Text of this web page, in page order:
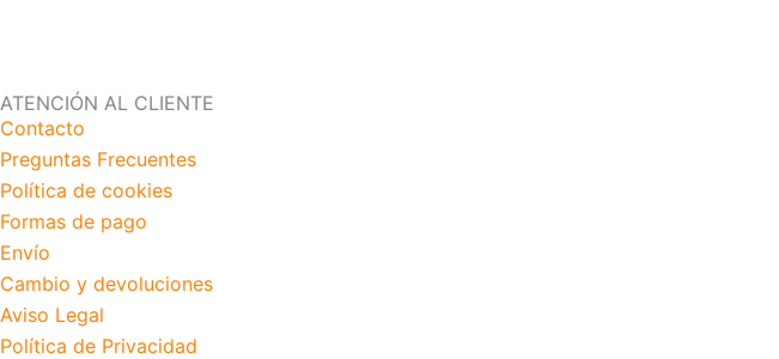
ATENCIÓN AL CLIENTE
Contacto
Preguntas Frecuentes
Política de cookies
Formas de pago
Envío
Cambio y devoluciones
Aviso Legal
Política de Privacidad